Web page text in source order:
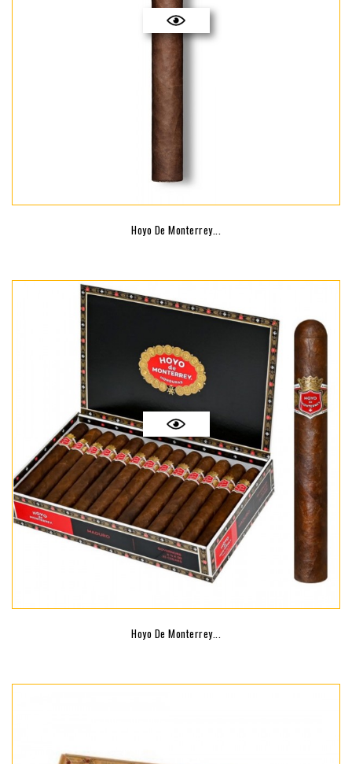
Hoyo De Monterrey...
Hoyo De Monterrey...